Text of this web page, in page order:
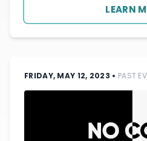
LEARN
FRIDAY, MAY 12, 2023 • PAST